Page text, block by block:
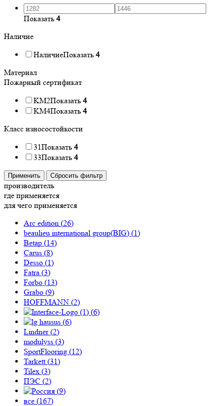
Показать 4
Наличие
НаличиеПоказать 4
Материал
Пожарный сертификат
KM2Показать 4
KM4Показать 4
Класс износостойкости
31Показать 4
33Показать 4
Применить Сбросить фильтр
производитель
где применяется
для чего применяется
Arc edition (26)
beaulieu international group(BIG) (1)
Betap (14)
Carus (8)
Desso (1)
Fatra (3)
Forbo (13)
Grabo (9)
HOFFMANN (2)
(6)
(6)
Lindner (2)
modulyss (3)
SportFlooring (12)
Tarkett (31)
Tilex (3)
ПЭС (2)
(9)
все (167)